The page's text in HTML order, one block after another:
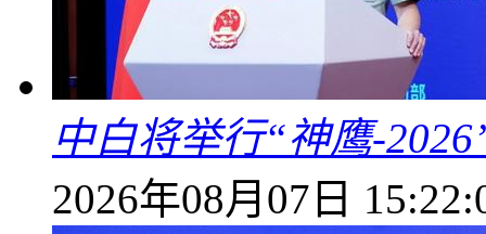
中白将举行“神鹰-
2026年08月07日